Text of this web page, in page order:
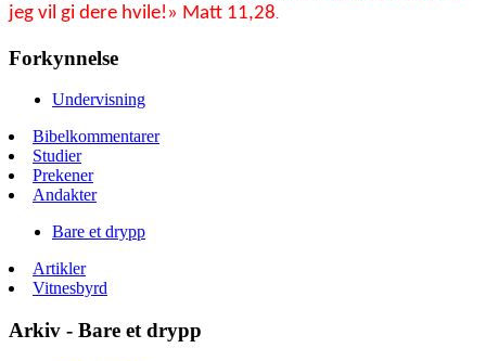
jeg vil gi dere hvile!» Matt 11,28.
Forkynnelse
Undervisning
Bibelkommentarer
Studier
Prekener
Andakter
Bare et drypp
Artikler
Vitnesbyrd
Arkiv - Bare et drypp